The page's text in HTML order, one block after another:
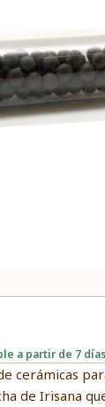
a partir de 7
cerámicas
de Irisana